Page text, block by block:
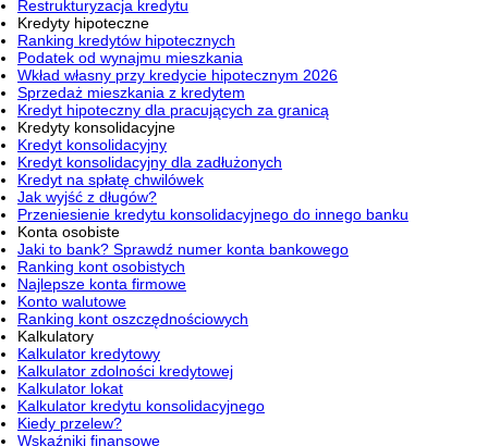
Restrukturyzacja kredytu
Kredyty hipoteczne
Ranking kredytów hipotecznych
Podatek od wynajmu mieszkania
Wkład własny przy kredycie hipotecznym 2026
Sprzedaż mieszkania z kredytem
Kredyt hipoteczny dla pracujących za granicą
Kredyty konsolidacyjne
Kredyt konsolidacyjny
Kredyt konsolidacyjny dla zadłużonych
Kredyt na spłatę chwilówek
Jak wyjść z długów?
Przeniesienie kredytu konsolidacyjnego do innego banku
Konta osobiste
Jaki to bank? Sprawdź numer konta bankowego
Ranking kont osobistych
Najlepsze konta firmowe
Konto walutowe
Ranking kont oszczędnościowych
Kalkulatory
Kalkulator kredytowy
Kalkulator zdolności kredytowej
Kalkulator lokat
Kalkulator kredytu konsolidacyjnego
Kiedy przelew?
Wskaźniki finansowe